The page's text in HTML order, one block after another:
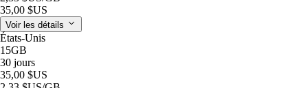
35,00 $US
Voir les détails
États-Unis
15GB
30 jours
35,00 $US